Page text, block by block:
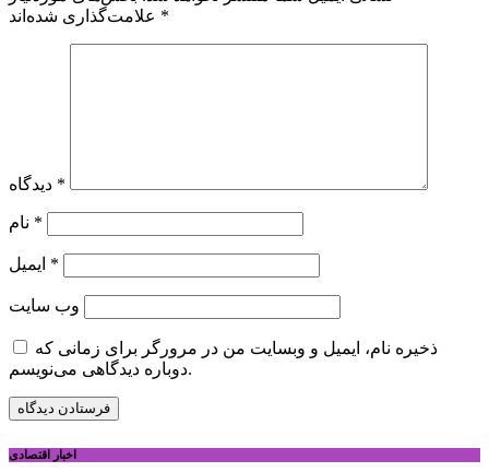
*
*
*
*
وب‌ سایت
ذخیره نام، ایمیل و وبسایت من در مرورگر برای زمانی که
دوباره دیدگاهی می‌نویسم.
اخبار اقتصادی